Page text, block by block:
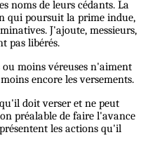
noms de leurs cédants. La
qui poursuit la prime indue,
J'ajoute, messieurs,
pas libérés.
moins véreuses n'aiment
encore les versements.
doit verser et ne peut
préalable de faire l'avance
les actions qu'il